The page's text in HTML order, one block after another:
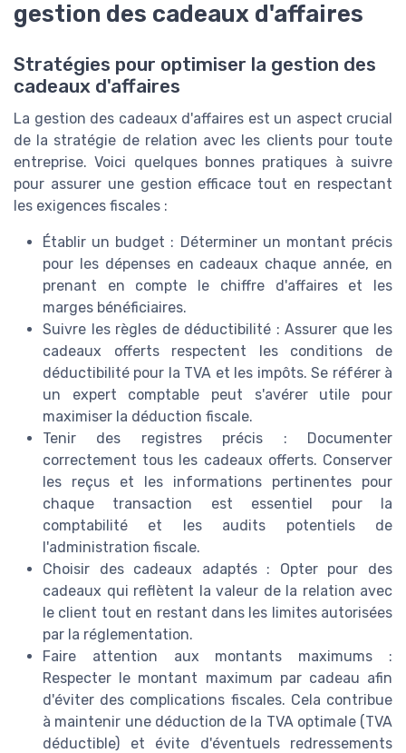
gestion des cadeaux d'affaires
Stratégies pour optimiser la gestion des
cadeaux d'affaires
La gestion des cadeaux d'affaires est un aspect crucial
de la stratégie de relation avec les clients pour toute
entreprise. Voici quelques bonnes pratiques à suivre
pour assurer une gestion efficace tout en respectant
les exigences fiscales :
Établir un budget : Déterminer un montant précis
pour les dépenses en cadeaux chaque année, en
prenant en compte le chiffre d'affaires et les
marges bénéficiaires.
Suivre les règles de déductibilité : Assurer que les
cadeaux offerts respectent les conditions de
déductibilité pour la TVA et les impôts. Se référer à
un expert comptable peut s'avérer utile pour
maximiser la déduction fiscale.
Tenir des registres précis : Documenter
correctement tous les cadeaux offerts. Conserver
les reçus et les informations pertinentes pour
chaque transaction est essentiel pour la
comptabilité et les audits potentiels de
l'administration fiscale.
Choisir des cadeaux adaptés : Opter pour des
cadeaux qui reflètent la valeur de la relation avec
le client tout en restant dans les limites autorisées
par la réglementation.
Faire attention aux montants maximums :
Respecter le montant maximum par cadeau afin
d'éviter des complications fiscales. Cela contribue
à maintenir une déduction de la TVA optimale (TVA
déductible) et évite d'éventuels redressements